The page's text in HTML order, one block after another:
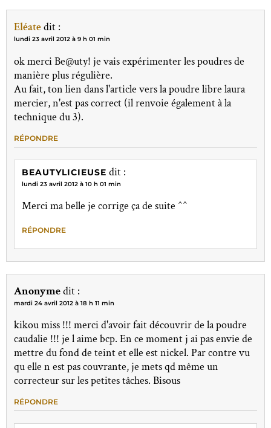
Eléatedit :
lundi 23 avril 2012 à 9 h 01 min
ok merci Be@uty! je vais expérimenter les poudres de
manière plus régulière.
Au fait, ton lien dans l'article vers la poudre libre laura
mercier, n'est pas correct (il renvoie également à la
technique du 3).
RÉPONDRE
BEAUTYLICIEUSE dit :
lundi 23 avril 2012 à 10 h 01 min
Merci ma belle je corrige ça de suite ^^
RÉPONDRE
Anonymedit :
mardi 24 avril 2012 à 18 h 11 min
kikou miss !!! merci d'avoir fait découvrir de la poudre
caudalie !!! je l aime bcp. En ce moment j ai pas envie de
mettre du fond de teint et elle est nickel. Par contre vu
qu elle n est pas couvrante, je mets qd même un
correcteur sur les petites tâches. Bisous
RÉPONDRE